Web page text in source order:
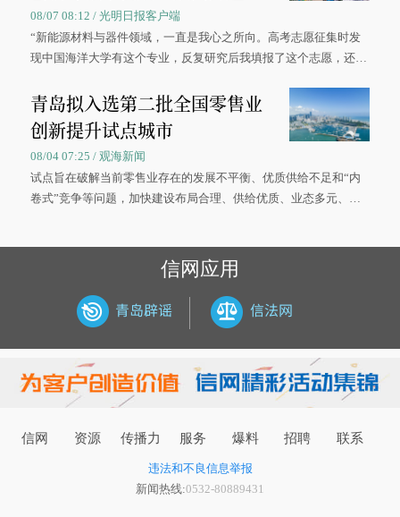
08/07 08:12 / 光明日报客户端
“新能源材料与器件领域，一直是我心之所向。高考志愿征集时发
现中国海洋大学有这个专业，反复研究后我填报了这个志愿，还真
大学材料科学与工程学院材料类专业的录取通知书。
青岛拟入选第二批全国零售业
创新提升试点城市
08/04 07:25 / 观海新闻
试点旨在破解当前零售业存在的发展不平衡、优质供给不足和“内
卷式”竞争等问题，加快建设布局合理、供给优质、业态多元、智
信网应用
信网 资源 传播力 服务 爆料 招聘 联系
违法和不良信息举报
新闻热线:0532-80889431